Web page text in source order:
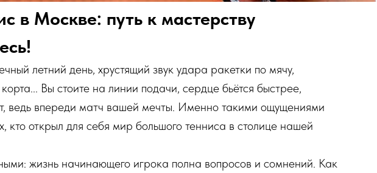
в Москве: путь к мастерству
летний день, хрустящий звук удара ракетки по мячу,
Вы стоите на линии подачи, сердце бьётся быстрее,
ведь впереди матч вашей мечты. Именно такими ощущениями
кто открыл для себя мир большого тенниса в столице нашей
жизнь начинающего игрока полна вопросов и сомнений. Как